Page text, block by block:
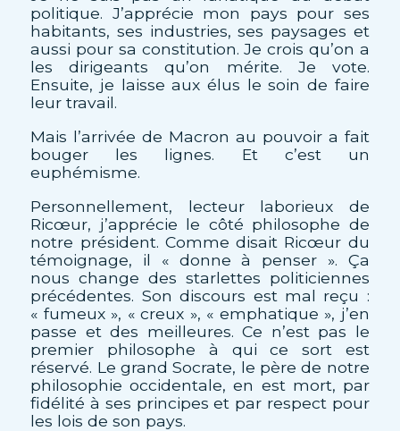
politique. J’apprécie mon pays pour ses
habitants, ses industries, ses paysages et
aussi pour sa constitution. Je crois qu’on a
les dirigeants qu’on mérite. Je vote.
Ensuite, je laisse aux élus le soin de faire
leur travail.
Mais l’arrivée de Macron au pouvoir a fait
bouger les lignes. Et c’est un
euphémisme.
Personnellement, lecteur laborieux de
Ricœur, j’apprécie le côté philosophe de
notre président. Comme disait Ricœur du
témoignage, il « donne à penser ». Ça
nous change des starlettes politiciennes
précédentes. Son discours est mal reçu :
« fumeux », « creux », « emphatique », j’en
passe et des meilleures. Ce n’est pas le
premier philosophe à qui ce sort est
réservé. Le grand Socrate, le père de notre
philosophie occidentale, en est mort, par
fidélité à ses principes et par respect pour
les lois de son pays.